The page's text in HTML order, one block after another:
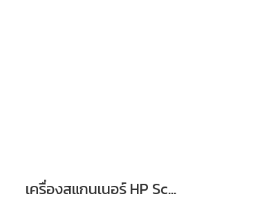
เครื่องสแกนเนอร์ HP ScanJet Pro 4200 s1 (New) 1 yr return to HP